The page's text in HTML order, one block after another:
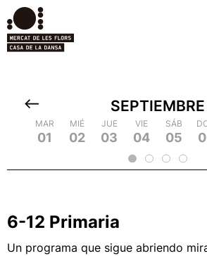
MIÉ
19
JUE
20
VIE
21
SÁB
22
DOM
23
JUE
10
VIE
11
SÁB
12
DOM
13
LUN
14
SEPTIEMBRE
MAR
01
MIÉ
02
JUE
03
VIE
04
SÁB
05
6-12 Primaria
Un programa que sigue abriendo